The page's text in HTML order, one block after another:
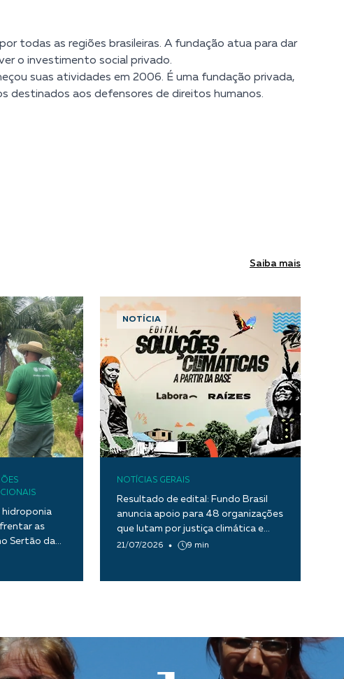
todas as regiões brasileiras. A fundação atua para dar
o investimento social privado.
suas atividades em 2006. É uma fundação privada,
destinados aos defensores de direitos humanos.
Saiba mais
as
Sertão da
NOTÍCIA
NOTÍCIAS GERAIS
Resultado de edital: Fundo Brasil
anuncia apoio para 48 organizações
que lutam por justiça climática e
transição ecológica justa
21/07/2026 9 min